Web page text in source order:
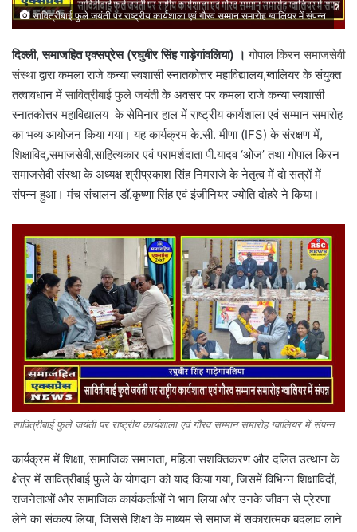
सावित्रीबाई फुले जयंती पर राष्ट्रीय कार्यशाला एवं गौरव सम्मान समारोह ग्वालियर में संपन्न
दिल्ली, समाजहित एक्सप्रेस (रघुबीर सिंह गाड़ेगांवलिया) । गोपाल किरन समाजसेवी
संस्थाद्वारा कमला राजे कन्या स्वशासी स्नातकोत्तर महाविद्यालय,ग्वालियर के संयुक्त
तत्वावधान मेंसावित्रीबाई फुले जयंतीके अवसर पर कमला राजे कन्या स्वशासी
स्नातकोत्तर महाविद्यालय के सेमिनार हाल में राष्ट्रीय कार्यशाला एवं सम्मान समारोह
का भव्य आयोजन किया गया। यह कार्यक्रम के.सी. मीणा (IFS) के संरक्षण में,
शिक्षाविद्,समाजसेवी,साहित्यकार एवं परामर्शदाता पी.यादव ‘ओज’ तथा गोपाल किरन
समाजसेवी संस्था के अध्यक्ष श्रीप्रकाश सिंह निमराजे के नेतृत्व में दो सत्रों में
संपन्न हुआ। मंच संचालन डॉ.कृष्णा सिंह एवं इंजीनियर ज्योति दोहरे ने किया।
सावित्रीबाई फुले जयंती पर राष्ट्रीय कार्यशाला एवं गौरव सम्मान समारोह ग्वालियर में संपन्न
कार्यक्रम में शिक्षा, सामाजिक समानता, महिला सशक्तिकरण और दलित उत्थान के
क्षेत्र में सावित्रीबाई फुले के योगदान को याद किया गया, जिसमें विभिन्न शिक्षाविदों,
राजनेताओं और सामाजिक कार्यकर्ताओं ने भाग लिया और उनके जीवन से प्रेरणा
लेने का संकल्प लिया, जिससे शिक्षा के माध्यम से समाज में सकारात्मक बदलाव लाने